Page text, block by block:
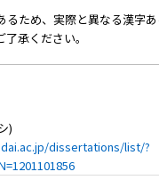
るため、実際と異なる漢字
承ください。
)
dissertations/list/?